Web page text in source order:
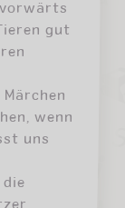
vorwärts
gut
wenn
uns